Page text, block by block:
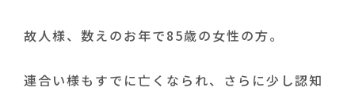
故人様、数えのお年で85歳の女性の方。
連合い様もすでに亡くなられ、さらに少し認知